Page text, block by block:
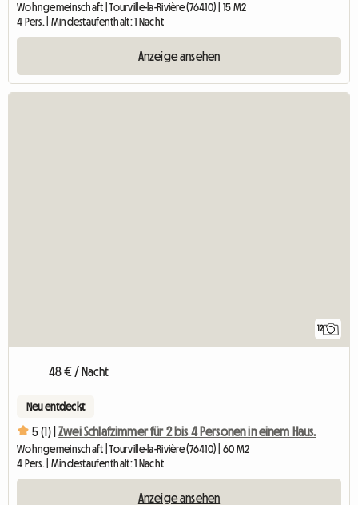
Wohngemeinschaft | Tourville-la-Rivière (76410) | 15 M2
4 Pers. | Mindestaufenthalt: 1 Nacht
Anzeige ansehen
12
48 € / Nacht
Neu entdeckt
5 (1) | Zwei Schlafzimmer für 2 bis 4 Personen in einem Haus.
Wohngemeinschaft | Tourville-la-Rivière (76410) | 60 M2
4 Pers. | Mindestaufenthalt: 1 Nacht
Anzeige ansehen